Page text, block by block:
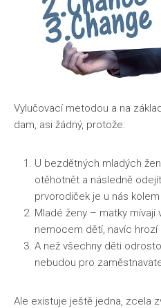
Vylučovací metodou a na
dam, asi žádný, protože:
U bezdětných mladých
otěhotnět a následně
prvorodiček je u nás
Mladé ženy – matky
nemocem dětí, navíc
A než všechny děti
nebudou pro
Ale existuje ještě jedna, zcela